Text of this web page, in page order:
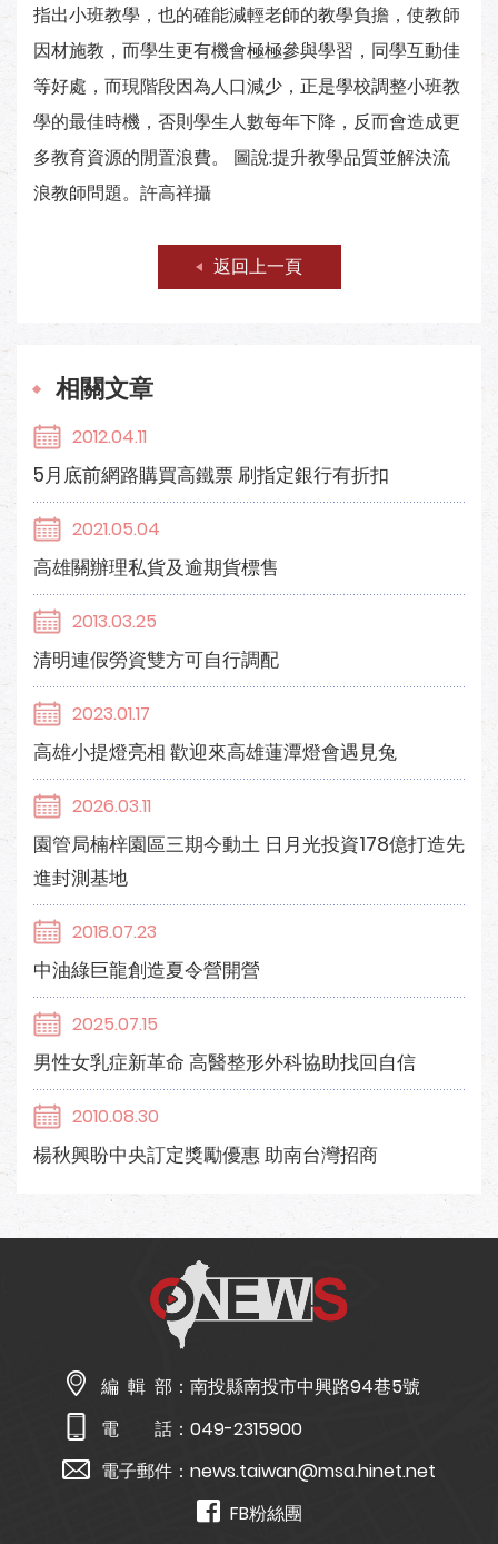
指出小班教學，也的確能減輕老師的教學負擔，使教師
因材施教，而學生更有機會極極參與學習，同學互動佳
等好處，而現階段因為人口減少，正是學校調整小班教
學的最佳時機，否則學生人數每年下降，反而會造成更
多教育資源的閒置浪費。 圖說:提升教學品質並解決流
浪教師問題。許高祥攝
返回上一頁
相關文章
2012.04.11
5月底前網路購買高鐵票 刷指定銀行有折扣
2021.05.04
高雄關辦理私貨及逾期貨標售
2013.03.25
清明連假勞資雙方可自行調配
2023.01.17
高雄小提燈亮相 歡迎來高雄蓮潭燈會遇見兔
2026.03.11
園管局楠梓園區三期今動土 日月光投資178億打造先
進封測基地
2018.07.23
中油綠巨龍創造夏令營開營
2025.07.15
男性女乳症新革命 高醫整形外科協助找回自信
2010.08.30
楊秋興盼中央訂定獎勵優惠 助南台灣招商
編 輯 部： 南投縣南投市中興路94巷5號
電 話： 049-2315900
電子郵件： news.taiwan@msa.hinet.net
FB粉絲團